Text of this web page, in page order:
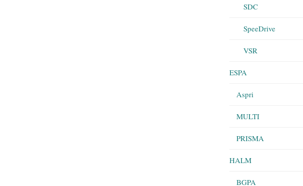
SDC
SpeeDrive
VSR
ESPA
Aspri
MULTI
PRISMA
HALM
BGPA